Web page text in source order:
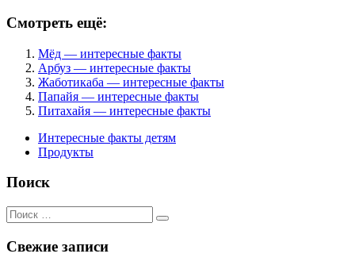
Смотреть ещё:
Мёд — интересные факты
Арбуз — интересные факты
Жаботикаба — интересные факты
Папайя — интересные факты
Питахайя — интересные факты
Интересные факты детям
Продукты
Поиск
Поиск
для:
Свежие записи